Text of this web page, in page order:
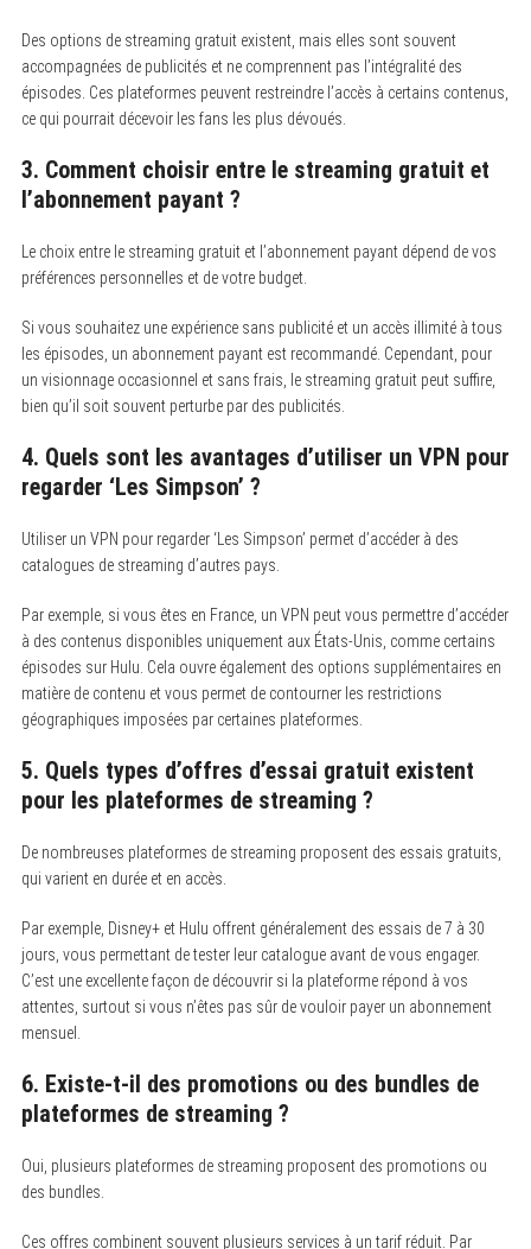
Des options de streaming gratuit existent, mais elles sont souvent
accompagnées de publicités et ne comprennent pas l’intégralité des
épisodes. Ces plateformes peuvent restreindre l’accès à certains contenus,
ce qui pourrait décevoir les fans les plus dévoués.
3. Comment choisir entre le streaming gratuit et
l’abonnement payant ?
Le choix entre le streaming gratuit et l’abonnement payant dépend de vos
préférences personnelles et de votre budget.
Si vous souhaitez une expérience sans publicité et un accès illimité à tous
les épisodes, un abonnement payant est recommandé. Cependant, pour
un visionnage occasionnel et sans frais, le streaming gratuit peut suffire,
bien qu’il soit souvent perturbe par des publicités.
4. Quels sont les avantages d’utiliser un VPN pour
regarder ‘Les Simpson’ ?
Utiliser un VPN pour regarder ‘Les Simpson’ permet d’accéder à des
catalogues de streaming d’autres pays.
Par exemple, si vous êtes en France, un VPN peut vous permettre d’accéder
à des contenus disponibles uniquement aux États-Unis, comme certains
épisodes sur Hulu. Cela ouvre également des options supplémentaires en
matière de contenu et vous permet de contourner les restrictions
géographiques imposées par certaines plateformes.
5. Quels types d’offres d’essai gratuit existent
pour les plateformes de streaming ?
De nombreuses plateformes de streaming proposent des essais gratuits,
qui varient en durée et en accès.
Par exemple, Disney+ et Hulu offrent généralement des essais de 7 à 30
jours, vous permettant de tester leur catalogue avant de vous engager.
C’est une excellente façon de découvrir si la plateforme répond à vos
attentes, surtout si vous n’êtes pas sûr de vouloir payer un abonnement
mensuel.
6. Existe-t-il des promotions ou des bundles de
plateformes de streaming ?
Oui, plusieurs plateformes de streaming proposent des promotions ou
des bundles.
Ces offres combinent souvent plusieurs services à un tarif réduit. Par